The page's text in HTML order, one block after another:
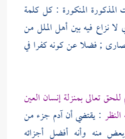
المذكورة المنكورة : كل كلمة
نزاع فيه بين أهل الملل من
; فضلا عن كونه كفرا في
للحق تعالى بمنزلة إنسان العين
: يقتضي أنآدم جزء من
منه وأنه أفضل أجزائه